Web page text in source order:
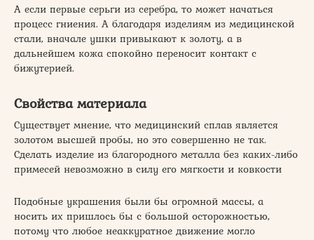
А если первые серьги из серебра, то может начаться
процесс гниения. А благодаря изделиям из медицинской
стали, вначале ушки привыкают к золоту, а в
дальнейшем кожа спокойно переносит контакт с
бижутерией.
Свойства материала
Существует мнение, что медицинский сплав является
золотом высшей пробы, но это совершенно не так.
Сделать изделие из благородного металла без каких-либо
примесей невозможно в силу его мягкости и ковкости
Подобные украшения были бы огромной массы, а
носить их пришлось бы с большой осторожностью,
потому что любое неаккуратное движение могло